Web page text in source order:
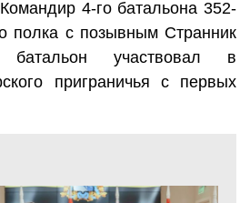
4-го батальона 352-
полка с позывным Странник
батальон участвовал в
приграничья с первых